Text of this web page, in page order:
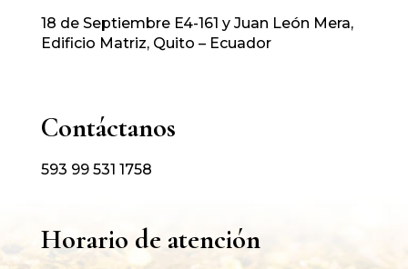
18 de Septiembre E4-161 y Juan León Mera,
Edificio Matriz, Quito – Ecuador
Contáctanos
593 99 531 1758
Horario de atención